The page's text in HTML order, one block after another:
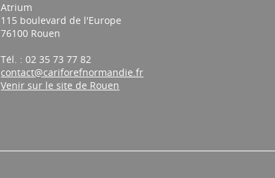
Atrium
115 boulevard de l'Europe
76100 Rouen
Tél. : 02 35 73 77 82
contact@cariforefnormandie.fr
Venir sur le site de Rouen